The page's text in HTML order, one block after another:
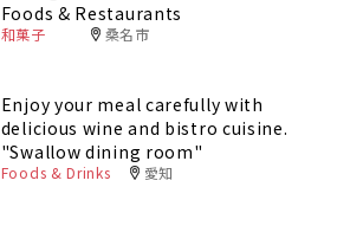
Foods & Restaurants
和菓子 桑名市
Enjoy your meal carefully with
delicious wine and bistro cuisine.
"Swallow dining room"
Foods & Drinks 愛知